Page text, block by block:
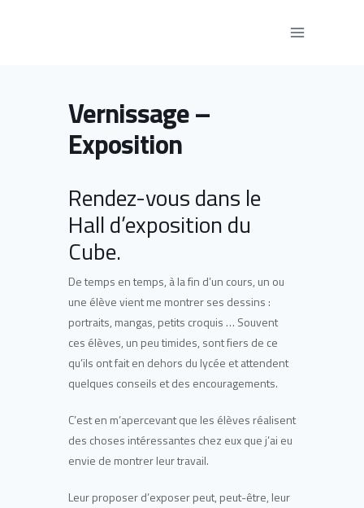
Vernissage –
Exposition
Rendez-vous dans le
Hall d’exposition du
Cube.
De temps en temps, à la fin d’un cours, un ou
une élève vient me montrer ses dessins :
portraits, mangas, petits croquis … Souvent
ces élèves, un peu timides, sont fiers de ce
qu’ils ont fait en dehors du lycée et attendent
quelques conseils et des encouragements.
C’est en m’apercevant que les élèves réalisent
des choses intéressantes chez eux que j’ai eu
envie de montrer leur travail.
Leur proposer d’exposer peut, peut-être, leur